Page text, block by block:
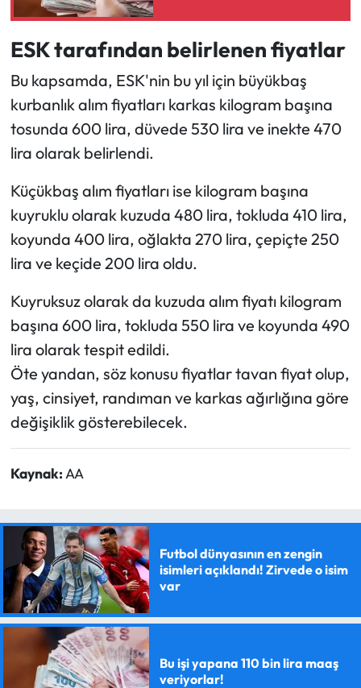
ESK tarafından belirlenen fiyatlar
Bu kapsamda, ESK'nin bu yıl için büyükbaş
kurbanlık alım fiyatları karkas kilogram başına
tosunda 600 lira, düvede 530 lira ve inekte 470
lira olarak belirlendi.
Küçükbaş alım fiyatları ise kilogram başına
kuyruklu olarak kuzuda 480 lira, tokluda 410 lira,
koyunda 400 lira, oğlakta 270 lira, çepiçte 250
lira ve keçide 200 lira oldu.
Kuyruksuz olarak da kuzuda alım fiyatı kilogram
başına 600 lira, tokluda 550 lira ve koyunda 490
lira olarak tespit edildi.
Öte yandan, söz konusu fiyatlar tavan fiyat olup,
yaş, cinsiyet, randıman ve karkas ağırlığına göre
değişiklik gösterebilecek.
Kaynak:AA
Futbol dünyasının en zengin
isimleri açıklandı! Zirvede o isim
var
Bu işi yapana 110 bin lira maaş
veriyorlar!